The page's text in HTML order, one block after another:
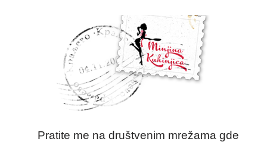
Pratite me na društvenim mrežama gde